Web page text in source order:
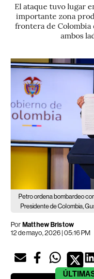
El ataque tuvo lugar
importante zona
frontera de Colombia
ambos
Petro ordena bombardeo
Presidente de Colombia,
PorMatthew Bristow
12 de mayo, 2026 | 05:16 PM